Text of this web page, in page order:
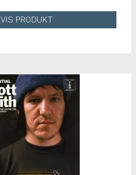
VIS PRODUKT